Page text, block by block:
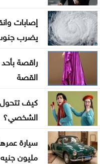
ترمب للعالم .. توكلو ع
ابن طرابزون .. تفاعل
صلاح
الرئاسة التركية تطلق
إصابات
يضرب جنوب
راقصة
القصة
كيف تتحول
الشخصي؟
مليون